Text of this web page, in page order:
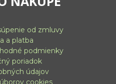
od zmluvy
a platba
podmienky
poriadok
údajov